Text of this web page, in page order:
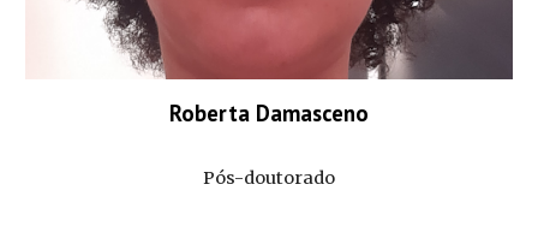
Roberta Damasceno
Pós-doutorado